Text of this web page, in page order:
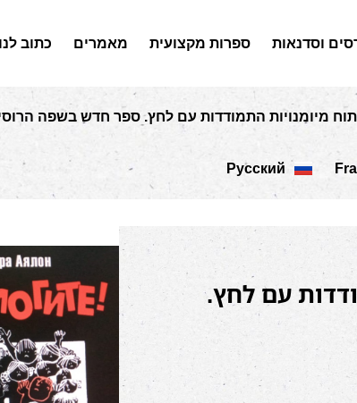
וסדנאות ספרות מקצועית מאמרים כתוב לנו
Русский
התמודדות עם לחץ.